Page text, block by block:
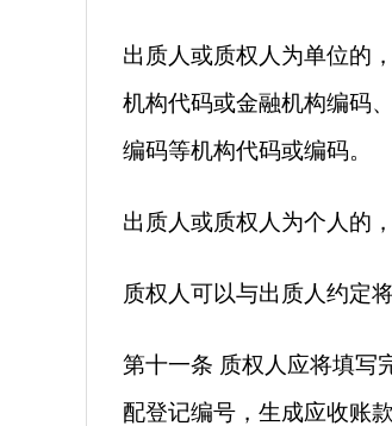
出质人或质权人为单位的
机构代码或金融机构编码
编码等机构代码或编码。
出质人或质权人为个人的
质权人可以与出质人约定
第十一条 质权人应将填写
配登记编号，生成应收账